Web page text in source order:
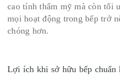
cao tính thẩm mỹ mà còn tối
mọi hoạt động trong bếp trở
chóng hơn.
Lợi ích khi sở hữu bếp chuẩn